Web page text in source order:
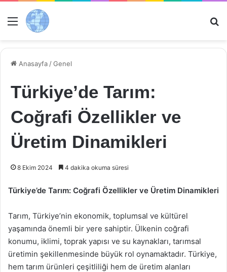
Menü
Anasayfa /Genel
Türkiye’de Tarım:
Coğrafi Özellikler ve
Üretim Dinamikleri
8 Ekim 2024 4 dakika okuma süresi
Türkiye’de Tarım: Coğrafi Özellikler ve Üretim Dinamikleri
Tarım, Türkiye’nin ekonomik, toplumsal ve kültürel
yaşamında önemli bir yere sahiptir. Ülkenin coğrafi
konumu, iklimi, toprak yapısı ve su kaynakları, tarımsal
üretimin şekillenmesinde büyük rol oynamaktadır. Türkiye,
hem tarım ürünleri çeşitliliği hem de üretim alanları